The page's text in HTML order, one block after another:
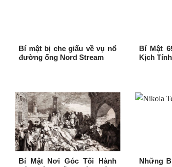
Bí mật bị che giấu về vụ nổ
đường ống Nord Stream
Bí Mật
Kịch
Bí Mật Nơi Góc Tối Hành
Những